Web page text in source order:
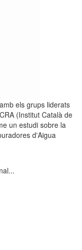
els grups liderats
(Institut Català de
un estudi sobre la
d'Aigua